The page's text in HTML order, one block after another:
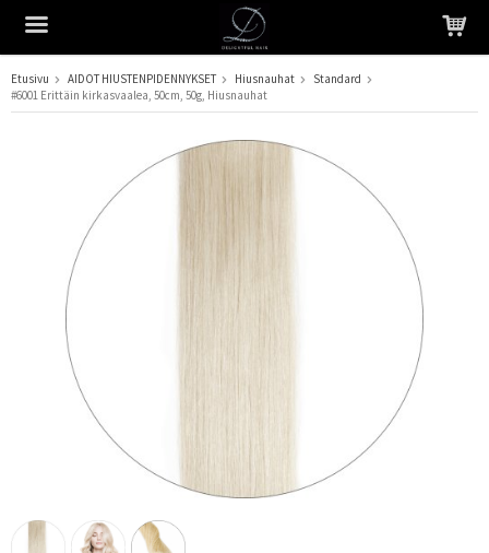
Tuote on lisätty ostoskoriin
Etusivu AIDOT HIUSTENPIDENNYKSET Hiusnauhat
Standard
#6001 Erittäin kirkasvaalea, 50cm, 50g, Hiusnauhat